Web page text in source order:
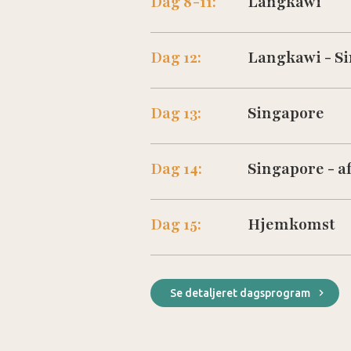
Dag 12: Langkawi -
Dag 13: Singapore
Dag 14: Singapore -
Dag 15: Hjemkomst
Se detaljeret dagsprogram